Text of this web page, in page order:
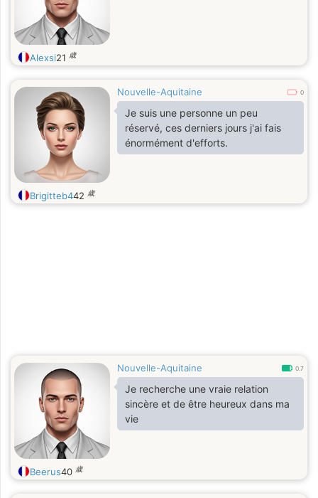
Alexsi21 歳
Nouvelle-Aquitaine 0
Je suis une personne un peu
réservé, ces derniers jours j'ai fais
énormément d'efforts.
Brigitteb442 歳
Nouvelle-Aquitaine 0.7
Je recherche une vraie relation
sincère et de être heureux dans ma
vie
Beerus40 歳